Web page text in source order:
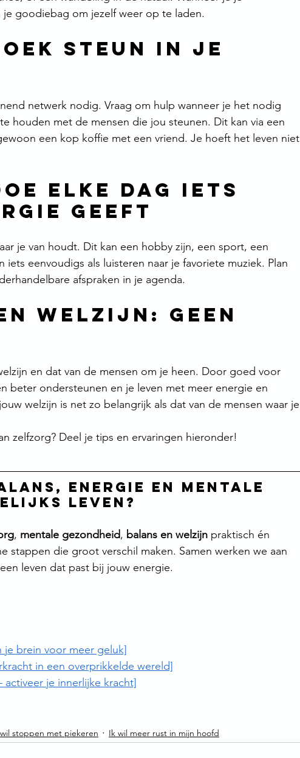
goodiebag om jezelf weer op te laden.
Steun in Je
netwerk nodig. Vraag om hulp wanneer je het nodig
houden met de mensen die jou steunen. Dit kan via een
een kop koffie met een vriend. Je hoeft het leven niet
Elke Dag Iets
Geeft
je van houdt. Dit kan een hobby zijn, een sport, een
eenvoudigs als luisteren naar je favoriete muziek. Plan
afspraken in je agenda.
welzijn: geen
en dat van de mensen om je heen. Door goed voor
beter ondersteunen en je leven met meer energie en
welzijn is net zo belangrijk als dat van de mensen waar je
zelfzorg? Deel je tips en ervaringen hieronder!
energie en mentale
leven?
, mentale gezondheid, balans en welzijn praktisch én
stappen die groot verschil maken. Samen werken we aan
leven dat past bij jouw energie.
je brein voor meer geluk]
in een overprikkelde wereld]
je innerlijke kracht]
stoppen met piekeren Ik wil meer rust in mijn hoofd